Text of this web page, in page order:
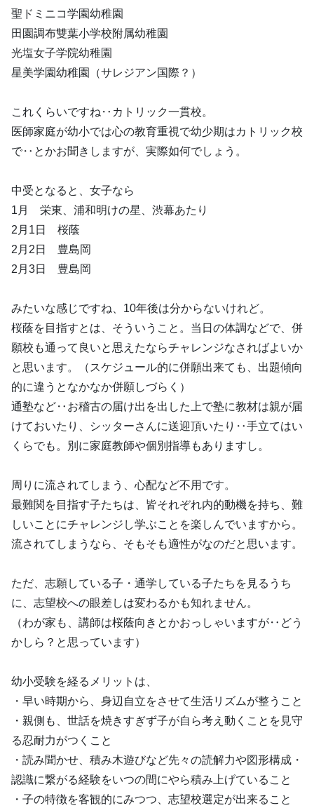
聖ドミニコ学園幼稚園
田園調布雙葉小学校附属幼稚園
光塩女子学院幼稚園
星美学園幼稚園（サレジアン国際？）
これくらいですね‥カトリック一貫校。
医師家庭が幼小では心の教育重視で幼少期はカトリック校
で‥とかお聞きしますが、実際如何でしょう。
中受となると、女子なら
1月 栄東、浦和明けの星、渋幕あたり
2月1日 桜蔭
2月2日 豊島岡
2月3日 豊島岡
みたいな感じですね、10年後は分からないけれど。
桜蔭を目指すとは、そういうこと。当日の体調などで、併
願校も通って良いと思えたならチャレンジなさればよいか
と思います。（スケジュール的に併願出来ても、出題傾向
的に違うとなかなか併願しづらく）
通塾など‥お稽古の届け出を出した上で塾に教材は親が届
けておいたり、シッターさんに送迎頂いたり‥手立てはい
くらでも。別に家庭教師や個別指導もありますし。
周りに流されてしまう、心配など不用です。
最難関を目指す子たちは、皆それぞれ内的動機を持ち、難
しいことにチャレンジし学ぶことを楽しんでいますから。
流されてしまうなら、そもそも適性がなのだと思います。
ただ、志願している子・通学している子たちを見るうち
に、志望校への眼差しは変わるかも知れません。
（わが家も、講師は桜蔭向きとかおっしゃいますが‥どう
かしら？と思っています）
幼小受験を経るメリットは、
・早い時期から、身辺自立をさせて生活リズムが整うこと
・親側も、世話を焼きすぎず子が自ら考え動くことを見守
る忍耐力がつくこと
・読み聞かせ、積み木遊びなど先々の読解力や図形構成・
認識に繋がる経験をいつの間にやら積み上げていること
・子の特徴を客観的にみつつ、志望校選定が出来ること